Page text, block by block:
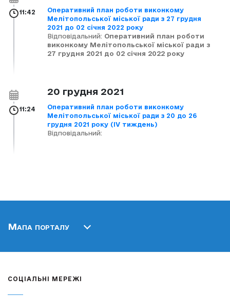
11:42
Оперативний план роботи виконкому
Мелітопольської міської ради з 27 грудня
2021 до 02 січня 2022 року
Відповідальний: Оперативний план роботи
виконкому Мелітопольської міської ради з
27 грудня 2021 до 02 січня 2022 року
20 грудня 2021
11:24
Оперативний план роботи виконкому
Мелітопольської міської ради з 20 до 26
грудня 2021 року (ІV тиждень)
Відповідальний:
Мапа порталу
СОЦІАЛЬНІ МЕРЕЖІ